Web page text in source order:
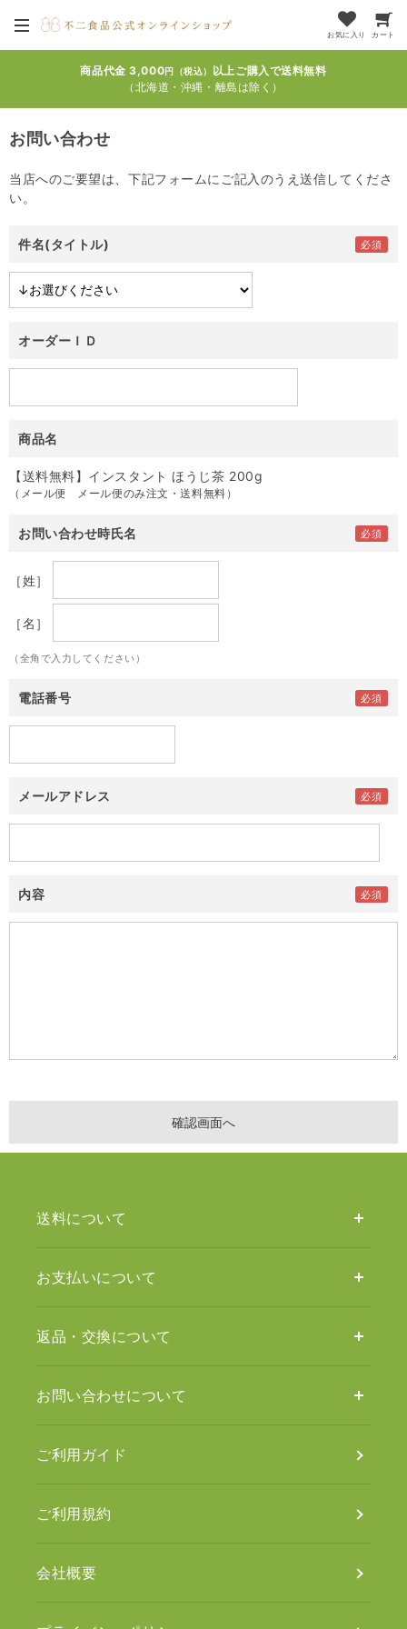
お気に入り カート
商品代金 3,000円（税込）
以上ご購入で送料無料
（北海道・沖縄・離島は除く）
お問い合わせ
当店へのご要望は、下記フォームにご記入のうえ送信してくださ
い。
件名(タイトル)
オーダーＩＤ
商品名
【送料無料】インスタント ほうじ茶 200g
（メール便 メール便のみ注文・送料無料）
お問い合わせ時氏名
［姓］
［名］
（全角で入力してください）
電話番号
メールアドレス
内容
送料について
お支払いについて
返品・交換について
お問い合わせについて
ご利用ガイド
ご利用規約
会社概要